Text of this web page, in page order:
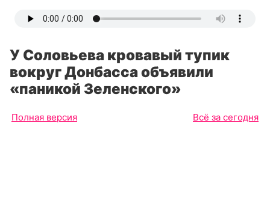
У Соловьева кровавый тупик
вокруг Донбасса объявили
«паникой Зеленского»
Полная версия Всё за сегодня